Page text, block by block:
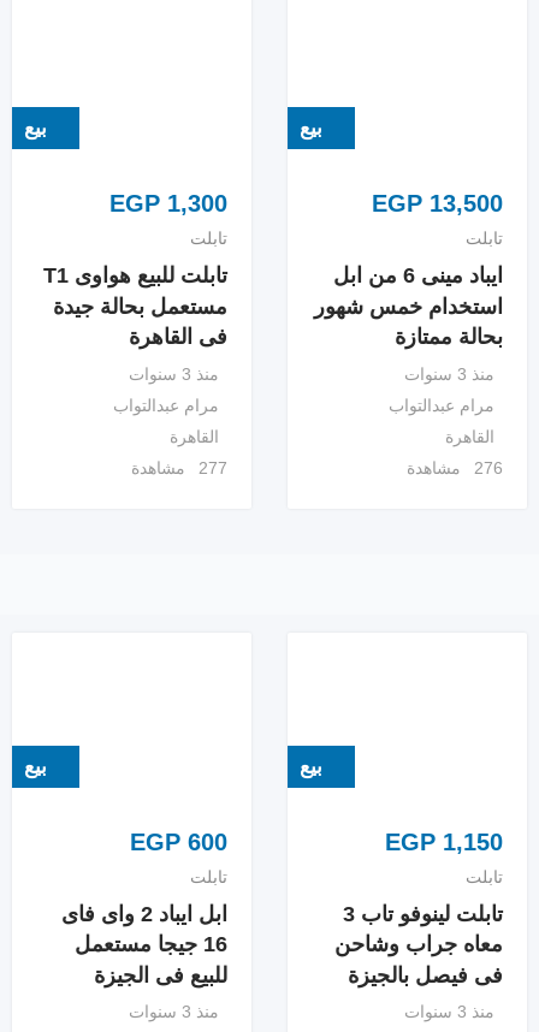
بيع
EGP 13,500
تابلت
ايباد مينى 6 من ابل
استخدام خمس شهور
بحالة ممتازة
منذ 3 سنوات
مرام عبدالتواب
القاهرة
276 مشاهدة
بيع
EGP 1,300
تابلت
تابلت للبيع هواوى T1
مستعمل بحالة جيدة
فى القاهرة
منذ 3 سنوات
مرام عبدالتواب
القاهرة
277 مشاهدة
بيع
EGP 1,150
تابلت
تابلت لينوفو تاب 3
معاه جراب وشاحن
فى فيصل بالجيزة
منذ 3 سنوات
بيع
EGP 600
تابلت
ابل ايباد 2 واى فاى
16 جيجا مستعمل
للبيع فى الجيزة
منذ 3 سنوات